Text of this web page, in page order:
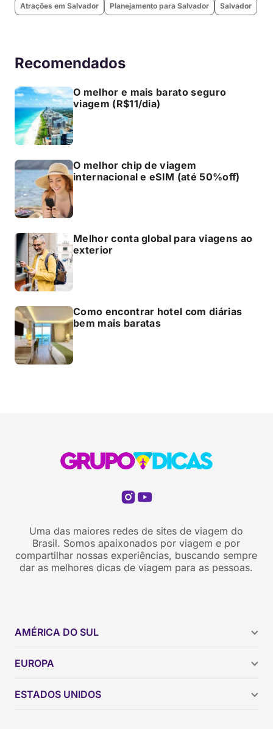
Atrações em Salvador
Planejamento para Salvador Salvador
Recomendados
O melhor e mais barato seguro
viagem (R$11/dia)
O melhor chip de viagem
internacional e eSIM (até 50%off)
Melhor conta global para viagens ao
exterior
Como encontrar hotel com diárias
bem mais baratas
Uma das maiores redes de sites de viagem do
Brasil. Somos apaixonados por viagem e por
compartilhar nossas experiências, buscando sempre
dar as melhores dicas de viagem para as pessoas.
AMÉRICA DO SUL
Brasil
Colômbia
EUROPA
ESTADOS UNIDOS